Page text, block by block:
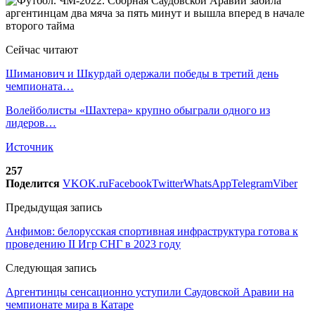
Сейчас читают
Шиманович и Шкурдай одержали победы в третий день
чемпионата…
Волейболисты «Шахтера» крупно обыграли одного из
лидеров…
Источник
257
Поделится VKOK.ruFacebookTwitterWhatsAppTelegramViber
Предыдущая запись
Анфимов: белорусская спортивная инфраструктура готова к
проведению II Игр СНГ в 2023 году
Следующая запись
Аргентинцы сенсационно уступили Саудовской Аравии на
чемпионате мира в Катаре